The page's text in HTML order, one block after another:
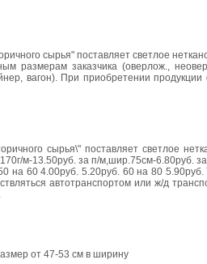
сырья" поставляет светлое
размерам заказчика (оверлож.,
вагон). При приобретении
сырья\" поставляет светлое
м-13.50руб. за п/м,шир.75см-6.80руб.
на 60 4.00руб. 5.20руб. 60 на 80
автотранспортом или ж/д
от 47-53 см в ширину